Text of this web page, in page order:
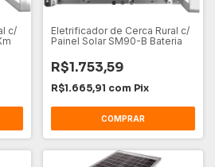
c/
Eletrificador de Cerca Rural c/
Painel Solar SM90-B Bateria
R$1.753,59
R$1.665,91 com Pix